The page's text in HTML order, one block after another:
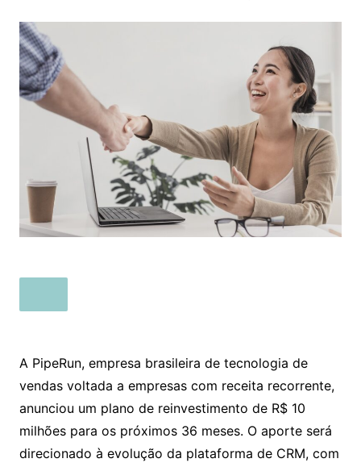
A PipeRun, empresa brasileira de tecnologia de
vendas voltada a empresas com receita recorrente,
anunciou um plano de reinvestimento de R$ 10
milhões para os próximos 36 meses. O aporte será
direcionado à evolução da plataforma de CRM, com